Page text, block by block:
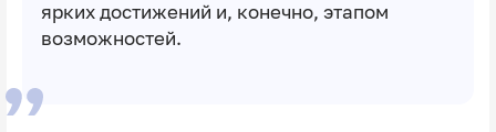
ярких достижений и, конечно, этапом
возможностей.